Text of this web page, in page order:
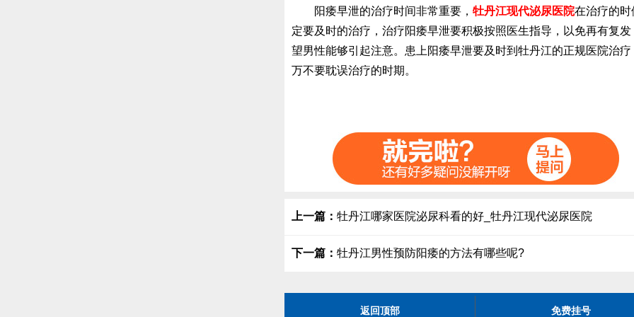
阳痿早泄的治疗时间非常重要， 牡丹江现代泌尿医院在治疗的时
定要及时的治疗，治疗阳痿早泄要积极按照医生指导，以免再有复发
望男性能够引起注意。患上阳痿早泄要及时到牡丹江的正规医院治疗
万不要耽误治疗的时期。
上一篇： 牡丹江哪家医院泌尿科看的好_牡丹江现代泌尿医院
下一篇： 牡丹江男性预防阳痿的方法有哪些呢?
返回顶部 免费挂号